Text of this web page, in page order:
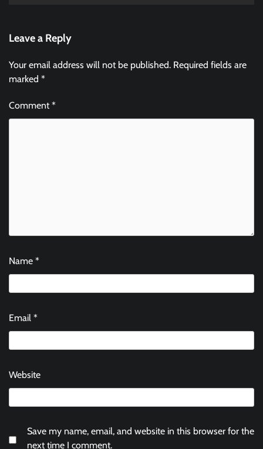
Leave a Reply
Your email address will not be published. Required fields are
marked *
Comment*
Name *
Email *
Website
Save my name, email, and website in this browser for the
next time I comment.